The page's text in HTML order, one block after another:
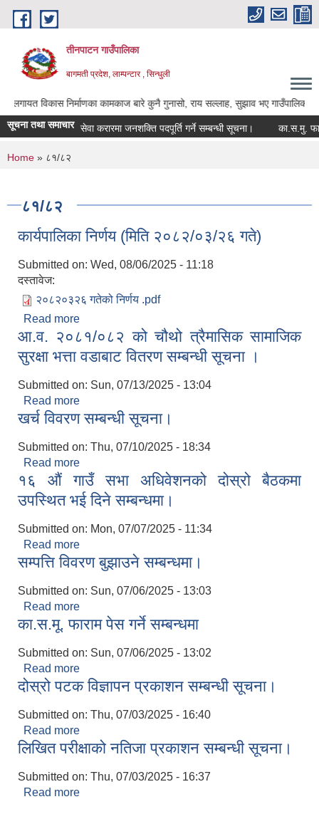
Skip to main content
तीनपाटन गाउँपालिका
बागमती प्रदेश, लाम्पन्टार , सिन्धुली
विकास निर्माणका कामकाज बारे कुनै गुनासो, राय सल्लाह, सुझाव भए गाउँपालिकाका
सूचना तथा समाचारसेवा करारमा जनशक्ति पदपूर्ति गर्ने सम्बन्धी सूचना। का.स.मु. फारम
You are here
Home » ८१/८२
८१/८२
कार्यपालिका निर्णय (मिति २०८२/०३/२६ गते)
Submitted on: Wed, 08/06/2025 - 11:18
दस्तावेज:
२०८२०३२६ गतेको निर्णय .pdf
Read more
आ.व. २०८१/०८२ को चौथो त्रैमासिक सामाजिक
सुरक्षा भत्ता वडाबाट वितरण सम्बन्धी सूचना ।
Submitted on: Sun, 07/13/2025 - 13:04
Read more
सुरक्षा भत्ता वडाबाट वितरण सम्बन्धी सूचना ।
खर्च विवरण सम्बन्धी सूचना।
Submitted on: Thu, 07/10/2025 - 18:34
Read more
१६ औं गाउँ सभा अधिवेशनको दोस्रो बैठकमा
उपस्थित भई दिने सम्बन्धमा।
Submitted on: Mon, 07/07/2025 - 11:34
Read more
उपस्थित भई दिने सम्बन्धमा।
सम्पत्ति विवरण बुझाउने सम्बन्धमा।
Submitted on: Sun, 07/06/2025 - 13:03
Read more
का.स.मू. फाराम पेस गर्ने सम्बन्धमा
Submitted on: Sun, 07/06/2025 - 13:02
Read more
दोस्रो पटक विज्ञापन प्रकाशन सम्बन्धी सूचना।
Submitted on: Thu, 07/03/2025 - 16:40
Read more
लिखित परीक्षाको नतिजा प्रकाशन सम्बन्धी सूचना।
Submitted on: Thu, 07/03/2025 - 16:37
Read more